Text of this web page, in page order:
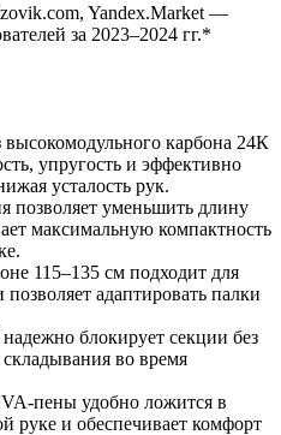
Yandex.Market —
за 2023–2024 гг.*
карбона 24К
упругость и эффективно
усталость рук.
позволяет уменьшить длину
максимальную компактность
115–135 см подходит для
позволяет адаптировать палки
блокирует секции без
во время
пены удобно ложится в
руке и обеспечивает комфорт